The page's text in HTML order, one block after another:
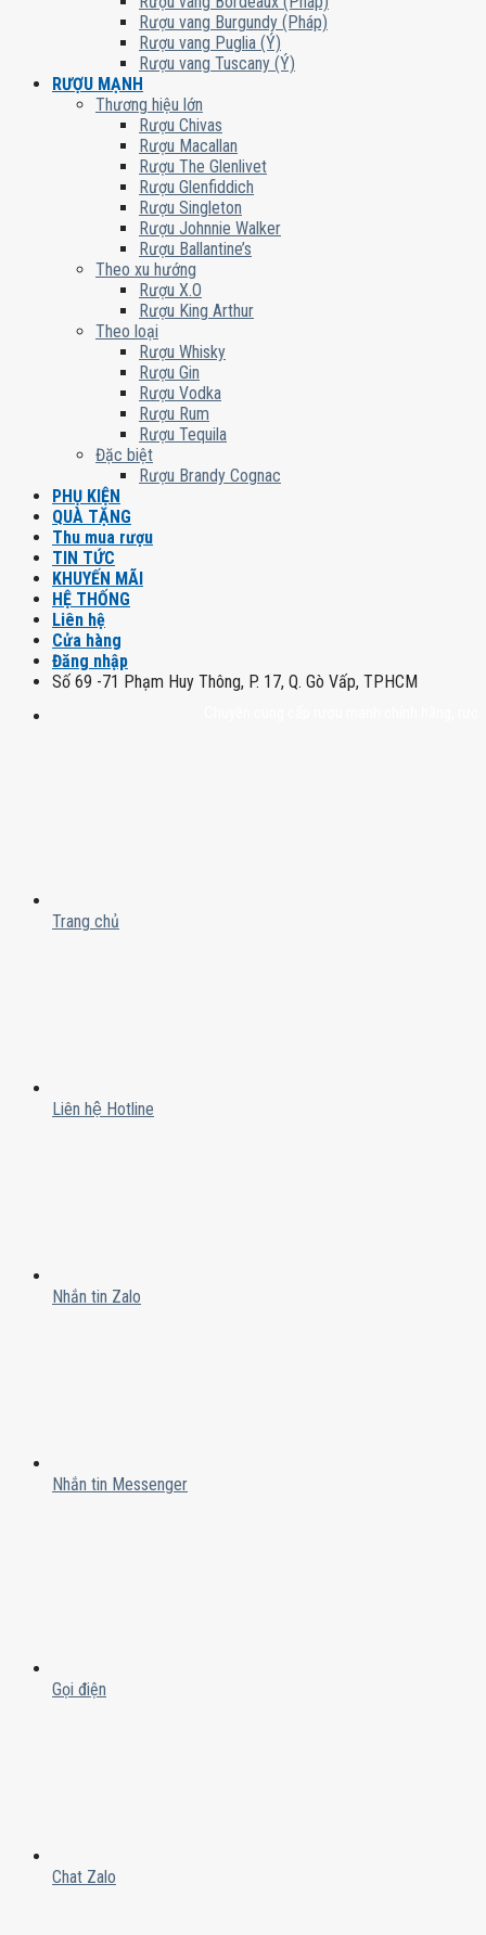
Rượu vang Burgundy (Pháp)
Rượu vang Puglia (Ý)
Rượu vang Tuscany (Ý)
RƯỢU MẠNH
Thương hiệu lớn
Rượu Chivas
Rượu Macallan
Rượu The Glenlivet
Rượu Glenfiddich
Rượu Singleton
Rượu Johnnie Walker
Rượu Ballantine’s
Theo xu hướng
Rượu X.O
Rượu King Arthur
Theo loại
Rượu Whisky
Rượu Gin
Rượu Vodka
Rượu Rum
Rượu Tequila
Đặc biệt
Rượu Brandy Cognac
PHỤ KIỆN
QUÀ TẶNG
Thu mua rượu
TIN TỨC
KHUYẾN MÃI
HỆ THỐNG
Liên hệ
Cửa hàng
Đăng nhập
Số 69 -71 Phạm Huy Thông, P. 17, Q. Gò Vấp, TPHCM
Trang chủ
Liên hệ Hotline
Nhắn tin Zalo
Nhắn tin Messenger
Gọi điện
Chat Zalo